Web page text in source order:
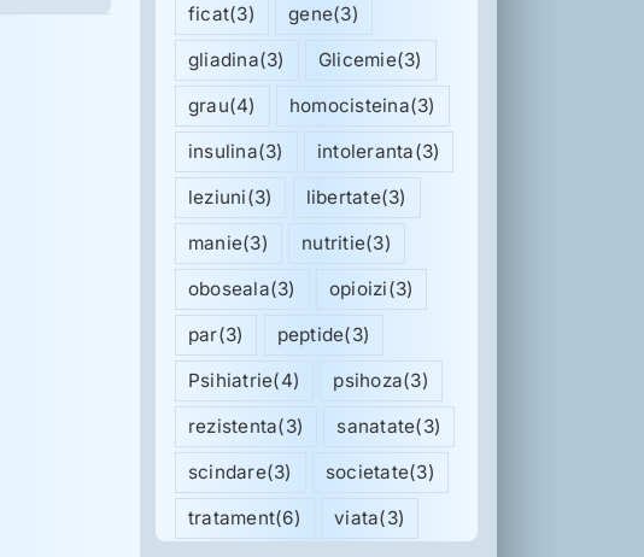
ficat(3) gene(3)
gliadina(3) Glicemie(3)
grau(4) homocisteina(3)
insulina(3) intoleranta(3)
leziuni(3) libertate(3)
manie(3) nutritie(3)
oboseala(3) opioizi(3)
par(3) peptide(3)
Psihiatrie(4) psihoza(3)
rezistenta(3) sanatate(3)
scindare(3) societate(3)
tratament(6) viata(3)